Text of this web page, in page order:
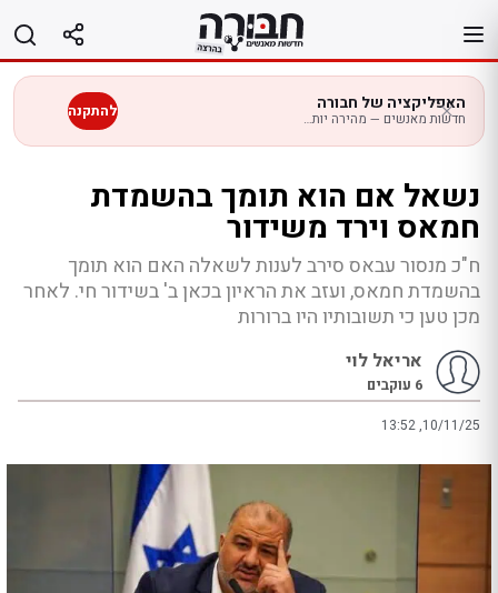
לתוכן
האפליקציה של חבורה
חדשות מאנשים — מהירה יותר בנייד להתקנה
נשאל אם הוא תומך בהשמדת
חמאס וירד משידור
ח"כ מנסור עבאס סירב לענות לשאלה האם הוא תומך
בהשמדת חמאס, ועזב את הראיון בכאן ב' בשידור חי. לאחר
מכן טען כי תשובותיו היו ברורות
אריאל לוי
6 עוקבים
13:52 ,10/11/25